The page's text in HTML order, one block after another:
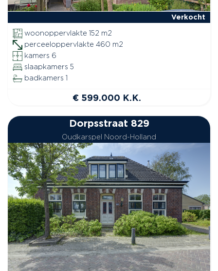
Verkocht
woonoppervlakte 152 m2
perceeloppervlakte 460 m2
kamers 6
slaapkamers 5
badkamers 1
€ 599.000 K.K.
Dorpsstraat 829
Oudkarspel Noord-Holland